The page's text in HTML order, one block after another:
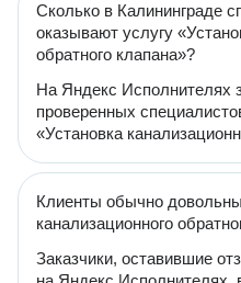
Сколько в Калининграде
оказывают услугу
обратного клапана»?
На Яндекс Исполнителях
проверенных
«Установка
Клиенты обычно
канализационного
Заказчики, оставившие